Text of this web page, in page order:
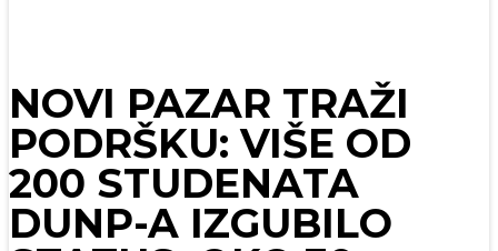
NOVI PAZAR TRAŽI
PODRŠKU: VIŠE OD
200 STUDENATA
DUNP-A IZGUBILO